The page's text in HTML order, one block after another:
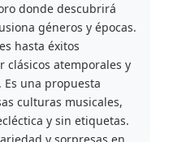
donde descubrirá
géneros y épocas.
hasta éxitos
clásicos atemporales y
una propuesta
culturas musicales,
y sin etiquetas.